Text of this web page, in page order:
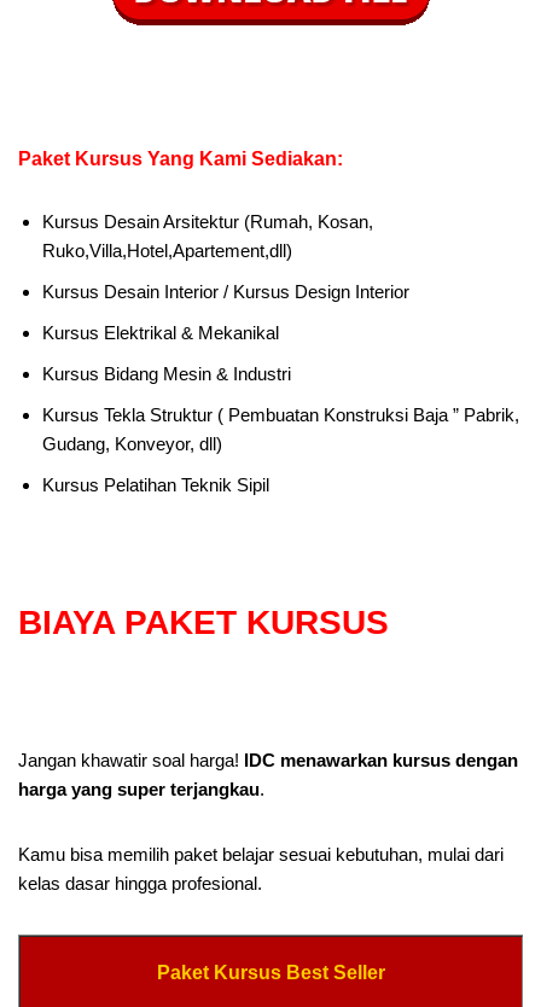
Paket Kursus Yang Kami Sediakan:
Kursus Desain Arsitektur (Rumah, Kosan,
Ruko,Villa,Hotel,Apartement,dll)
Kursus Desain Interior / Kursus Design Interior
Kursus Elektrikal & Mekanikal
Kursus Bidang Mesin & Industri
Kursus Tekla Struktur ( Pembuatan Konstruksi Baja ” Pabrik,
Gudang, Konveyor, dll)
Kursus Pelatihan Teknik Sipil
BIAYA PAKET KURSUS
Jangan khawatir soal harga! IDC menawarkan kursus dengan
harga yang super terjangkau.
Kamu bisa memilih paket belajar sesuai kebutuhan, mulai dari
kelas dasar hingga profesional.
Paket Kursus Best Seller